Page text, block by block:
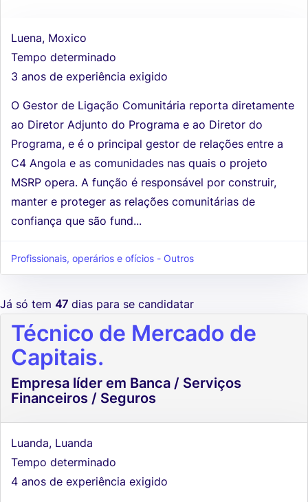
Luena, Moxico
Tempo determinado
3 anos de experiência exigido
O Gestor de Ligação Comunitária reporta diretamente
ao Diretor Adjunto do Programa e ao Diretor do
Programa, e é o principal gestor de relações entre a
C4 Angola e as comunidades nas quais o projeto
MSRP opera. A função é responsável por construir,
manter e proteger as relações comunitárias de
confiança que são fund...
Profissionais, operários e ofícios - Outros
Já só tem 47 dias para se candidatar
Técnico de Mercado de
Capitais.
Empresa líder em Banca / Serviços
Financeiros / Seguros
Luanda, Luanda
Tempo determinado
4 anos de experiência exigido